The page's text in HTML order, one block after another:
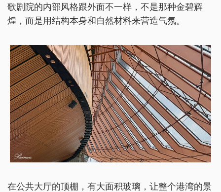
歌剧院的内部风格跟外面不一样，不是那种金碧辉
煌，而是用结构本身和自然材料来营造气氛。
在公共大厅的顶棚，有大面积玻璃，让整个港湾的景